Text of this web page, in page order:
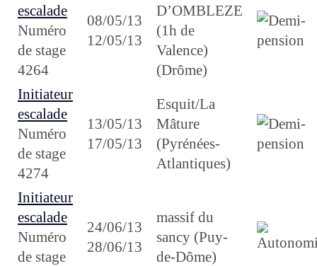
escalade
Numéro
de stage
4264
08/05/13
12/05/13
D’OMBLEZE
(1h de
Valence)
(Drôme)
Initiateur
escalade
Numéro
de stage
4274
13/05/13
17/05/13
Esquit/La
Mâture
(Pyrénées-
Atlantiques)
Initiateur
escalade
Numéro
de stage
24/06/13
28/06/13
massif du
sancy (Puy-
de-Dôme)